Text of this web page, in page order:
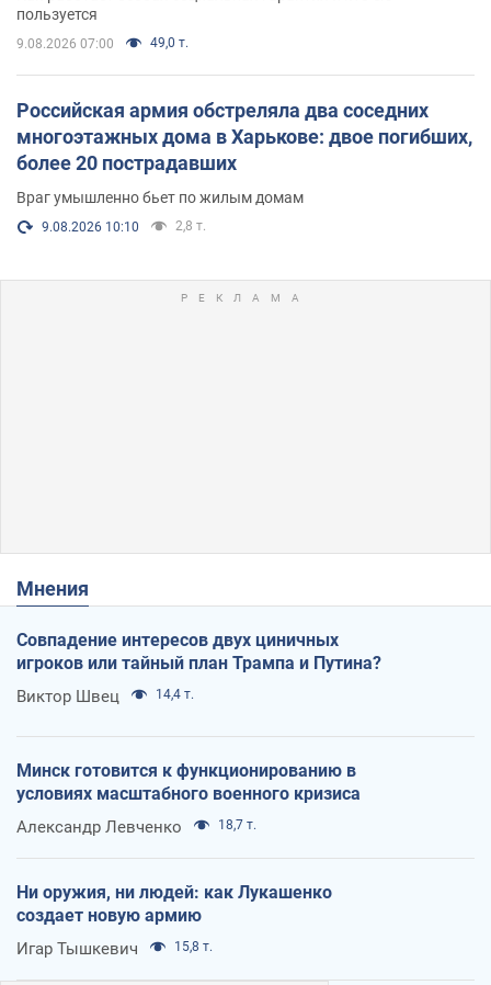
пользуется
9.08.2026 07:00 49,0 т.
Российская армия обстреляла два соседних
многоэтажных дома в Харькове: двое погибших,
более 20 пострадавших
Враг умышленно бьет по жилым домам
9.08.2026 10:10 2,8 т.
Мнения
Совпадение интересов двух циничных
игроков или тайный план Трампа и Путина?
Виктор Швец 14,4 т.
Минск готовится к функционированию в
условиях масштабного военного кризиса
Александр Левченко 18,7 т.
Ни оружия, ни людей: как Лукашенко
создает новую армию
Игар Тышкевич 15,8 т.